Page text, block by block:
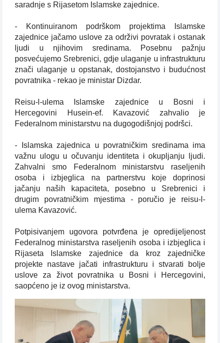
saradnje s Rijasetom Islamske zajednice.
- Kontinuiranom podrškom projektima Islamske
zajednice jačamo uslove za održivi povratak i ostanak
ljudi u njihovim sredinama. Posebnu pažnju
posvećujemo Srebrenici, gdje ulaganje u infrastrukturu
znači ulaganje u opstanak, dostojanstvo i budućnost
povratnika - rekao je ministar Dizdar.
Reisu-l-ulema Islamske zajednice u Bosni i
Hercegovini Husein-ef. Kavazović zahvalio je
Federalnom ministarstvu na dugogodišnjoj podršci.
- Islamska zajednica u povratničkim sredinama ima
važnu ulogu u očuvanju identiteta i okupljanju ljudi.
Zahvalni smo Federalnom ministarstvu raseljenih
osoba i izbjeglica na partnerstvu koje doprinosi
jačanju naših kapaciteta, posebno u Srebrenici i
drugim povratničkim mjestima - poručio je reisu-l-
ulema Kavazović.
Potpisivanjem ugovora potvrđena je opredijeljenost
Federalnog ministarstva raseljenih osoba i izbjeglica i
Rijaseta Islamske zajednice da kroz zajedničke
projekte nastave jačati infrastrukturu i stvarati bolje
uslove za život povratnika u Bosni i Hercegovini,
saopćeno je iz ovog ministarstva.